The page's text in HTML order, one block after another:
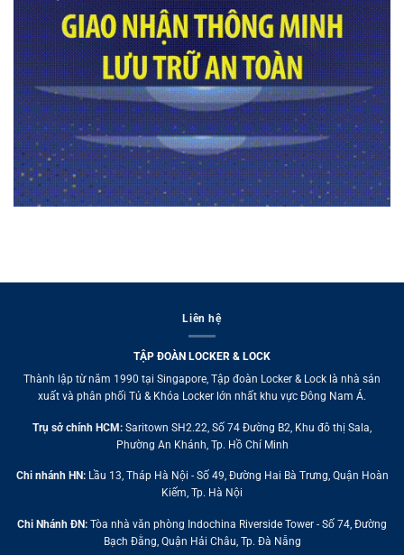
Liên hệ
TẬP ĐOÀN LOCKER & LOCK
Thành lập từ năm 1990 tại Singapore, Tập đoàn Locker & Lock là nhà sản
xuất và phân phối Tủ & Khóa Locker lớn nhất khu vực Đông Nam Á.
Trụ sở chính HCM: Saritown SH2.22, Số 74 Đường B2, Khu đô thị Sala,
Phường An Khánh, Tp. Hồ Chí Minh
Chi nhánh HN:Lầu 13, Tháp Hà Nội - Số 49, Đường Hai Bà Trưng, Quận Hoàn
Kiếm, Tp. Hà Nội
Chi Nhánh ĐN: Tòa nhà văn phòng Indochina Riverside Tower - Số 74, Đường
Bạch Đằng, Quận Hải Châu, Tp. Đà Nẵng